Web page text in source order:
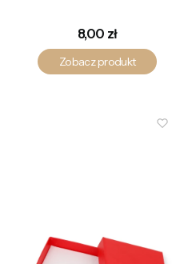
Cena
8,00 zł
Zobacz produkt